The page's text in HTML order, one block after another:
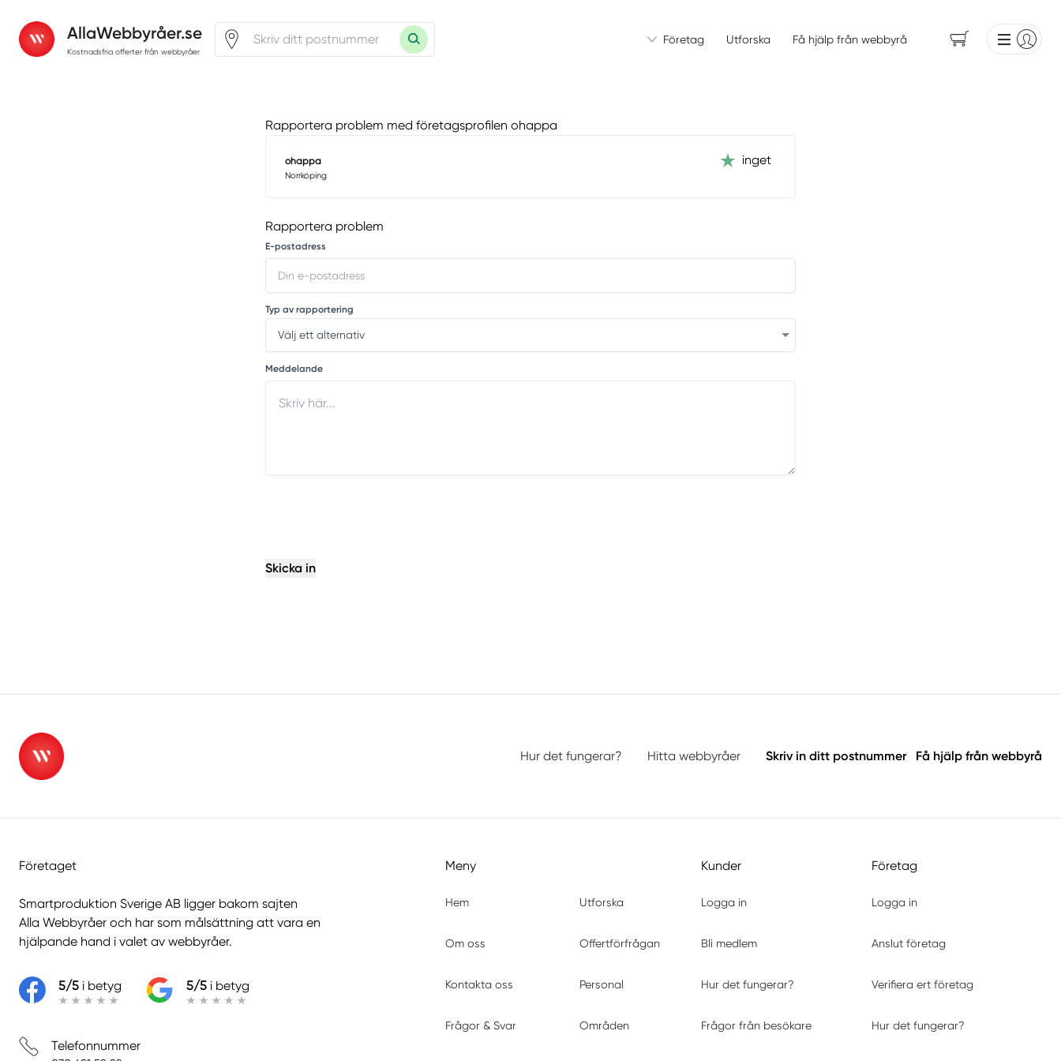
AllaWebbyråer.se
Kostnadsfria offerter från webbyråer
Företag Utforska Få hjälp från webbyrå
Rapportera problem med företagsprofilen ohappa
ohappa
Norrköping
inget
Rapportera problem
E-postadress
Typ av rapportering
Meddelande
Skicka in
Hur det fungerar? Hitta webbyråer Skriv in ditt postnummer Få hjälp från webbyrå
Företaget
Smartproduktion Sverige AB ligger bakom sajten
Alla Webbyråer och har som målsättning att vara en
hjälpande hand i valet av webbyråer.
5/5 i betyg 5/5 i betyg
Telefonnummer
Meny
Hem Utforska
Om oss Offertförfrågan
Kontakta oss Personal
Frågor & Svar Områden
Kunder
Logga in
Bli medlem
Hur det fungerar?
Frågor från besökare
Företag
Logga in
Anslut företag
Verifiera ert företag
Hur det fungerar?